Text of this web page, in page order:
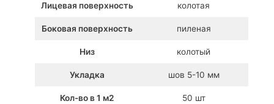
Лицевая поверхность колотая
Боковая поверхность пиленая
Низ колотый
Укладка шов 5-10 мм
Кол-во в 1 м2 50 шт